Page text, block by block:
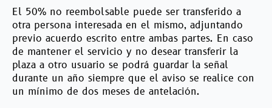
El 50% no reembolsable puede ser transferido a
otra persona interesada en el mismo, adjuntando
previo acuerdo escrito entre ambas partes. En caso
de mantener el servicio y no desear transferir la
plaza a otro usuario se podrá guardar la señal
durante un año siempre que el aviso se realice con
un mínimo de dos meses de antelación.